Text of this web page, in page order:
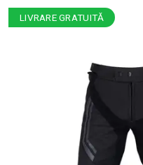
LIVRARE GRATUITĂ